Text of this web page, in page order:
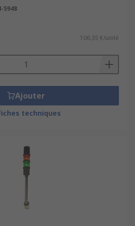
5948
106,35 €/unité
Ajouter
techniques